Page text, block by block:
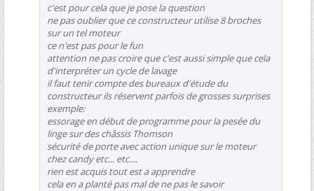
c'est pour cela que je pose la question
ne pas oublier que ce constructeur utilise 8 broches
sur un tel moteur
ce n'est pas pour le fun
attention ne pas croire que c'est aussi simple que cela
d'interpréter un cycle de lavage
il faut tenir compte des bureaux d'étude du
constructeur ils réservent parfois de grosses surprises
exemple:
essorage en début de programme pour la pesée du
linge sur des châssis Thomson
sécurité de porte avec action unique sur le moteur
chez candy etc... etc....
rien est acquis tout est a apprendre
cela en a planté pas mal de ne pas le savoir